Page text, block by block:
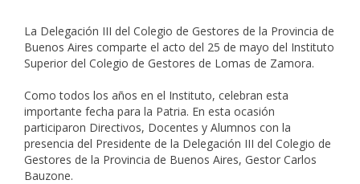
La Delegación III del Colegio de Gestores de la Provincia de
Buenos Aires comparte el acto del 25 de mayo del Instituto
Superior del Colegio de Gestores de Lomas de Zamora.
Como todos los años en el Instituto, celebran esta
importante fecha para la Patria. En esta ocasión
participaron Directivos, Docentes y Alumnos con la
presencia del Presidente de la Delegación III del Colegio de
Gestores de la Provincia de Buenos Aires, Gestor Carlos
Bauzone.